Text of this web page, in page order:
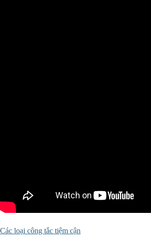
Các loại công tắc tiệm cận